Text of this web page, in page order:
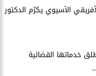
الآسيوي يكرّم الدكتور
خدماتها القضائية